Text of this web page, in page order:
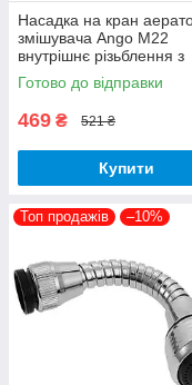
Насадка на кран
змішувача Ango М22
внутрішнє різьблення з
регулюванням напору
Готово до відправки
469 ₴ 521 ₴
Купити
Топ продажів –10%